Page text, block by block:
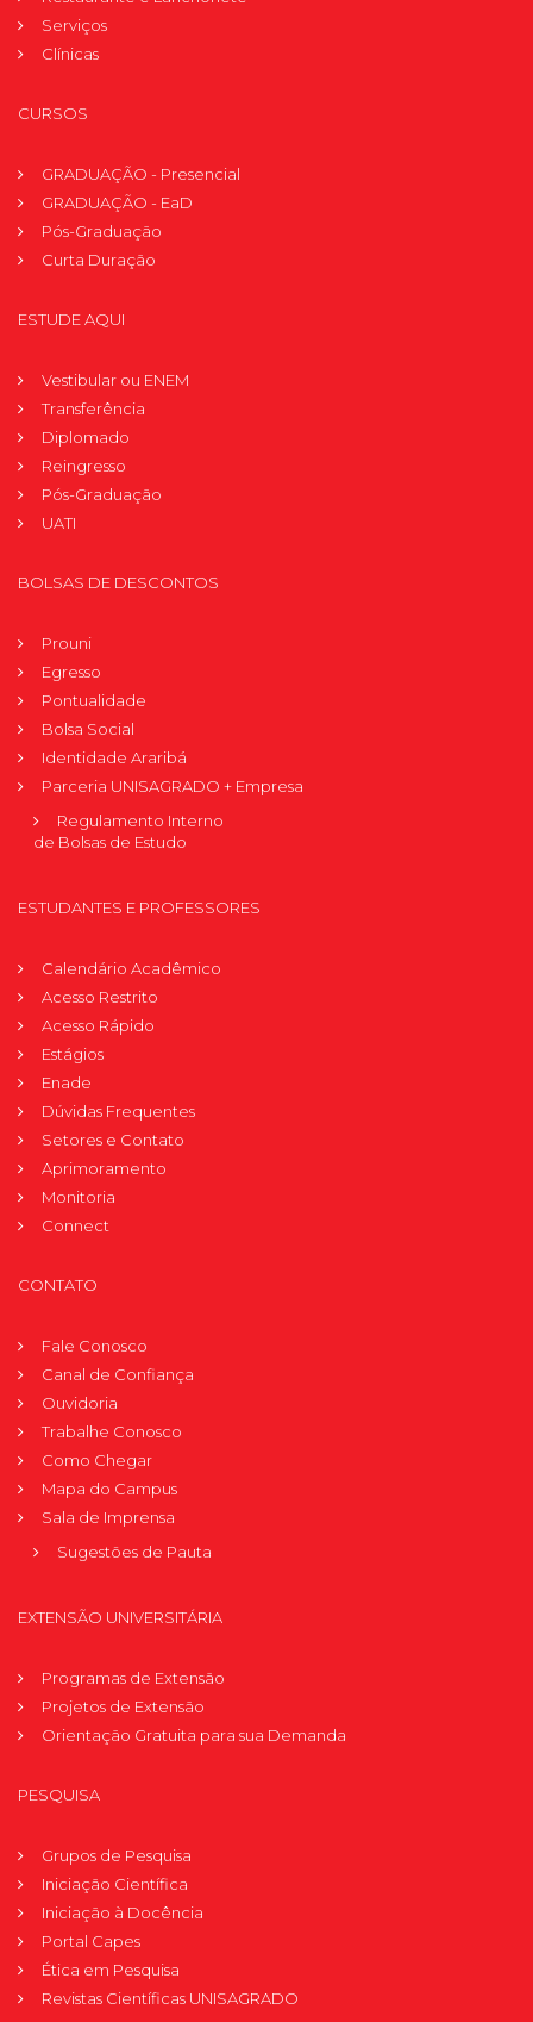
Serviços
Clínicas
CURSOS
GRADUAÇÃO - Presencial
GRADUAÇÃO - EaD
Pós-Graduação
Curta Duração
ESTUDE AQUI
Vestibular ou ENEM
Transferência
Diplomado
Reingresso
Pós-Graduação
UATI
BOLSAS DE DESCONTOS
Prouni
Egresso
Pontualidade
Bolsa Social
Identidade Araribá
Parceria UNISAGRADO + Empresa
Regulamento Interno
de Bolsas de Estudo
ESTUDANTES E PROFESSORES
Calendário Acadêmico
Acesso Restrito
Acesso Rápido
Estágios
Enade
Dúvidas Frequentes
Setores e Contato
Aprimoramento
Monitoria
Connect
CONTATO
Fale Conosco
Canal de Confiança
Ouvidoria
Trabalhe Conosco
Como Chegar
Mapa do Campus
Sala de Imprensa
Sugestões de Pauta
EXTENSÃO UNIVERSITÁRIA
Programas de Extensão
Projetos de Extensão
Orientação Gratuita para sua Demanda
PESQUISA
Grupos de Pesquisa
Iniciação Científica
Iniciação à Docência
Portal Capes
Ética em Pesquisa
Revistas Científicas UNISAGRADO